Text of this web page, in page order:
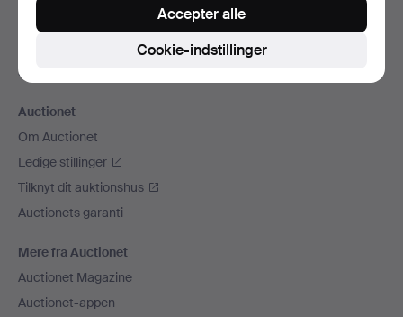
Sociale medier
Auctionet
Om Auctionet
Ledige stillinger
Tilknyt dit auktionshus
Auctionets garanti
Mere fra Auctionet
Auctionet Magazine
Auctionet-appen
Cookie-indstillinger
Accepter alle